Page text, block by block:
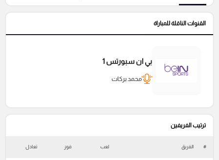
القنوات الناقلة للمباراة
بي ان سبورتس 1
محمد بركات
ترتيب الفريفين
# الفريق لعب فوز تعادل